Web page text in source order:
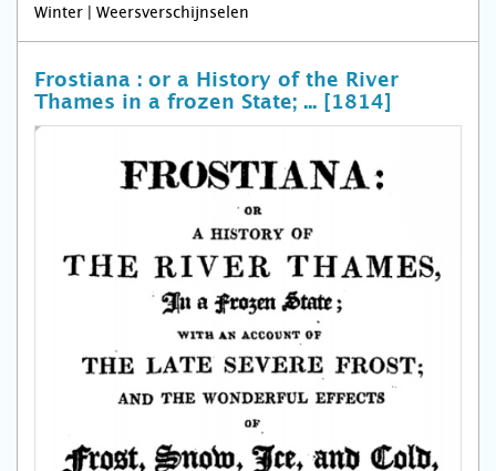
Winter | Weersverschijnselen
Frostiana : or a History of the River
Thames in a frozen State; ... [1814]